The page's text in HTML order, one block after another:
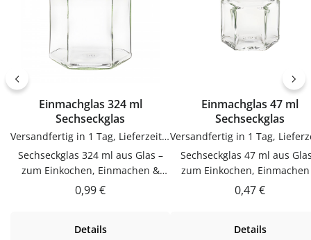
flaschen-glaeser-und-dosen.de.
Einmachglas 324 ml
Sechseckglas
Versandfertig in 1 Tag, Lieferzeit 1-3 Tage
Sechseckglas 324 ml aus Glas –
zum Einkochen, Einmachen &
AufbewahrenDieser Sechseckglas
Aufbewahren. Hochwertig
Regulärer Preis:
0,99 €
Details
Einmachglas 47 ml
Sechseckglas
Sechseckglas 47 ml aus
zum Einkochen,
AufbewahrenDieser
Hochwertig verarbeitet und
Regulärer
0,47 €
Details